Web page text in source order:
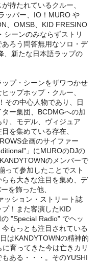
待たれているクルー、
ッパー、IO！MURO や
、OMSB、KID FRESINO
シーンのみならずストリ
ろう問答無用なソロ・デ
、新たな日本語ラップの
プ・シーンをザワつかせ
ップホップ・クルー、
その中心人物であり、日
ー集団、BCDMGへの加
、モデル、ヴィジュア
を集めている存在、
企画のサイファー
」にMUROのDJの
のメンバーで
って参加したことでスト
も大きな注目を集め、デ
を飾った他、
ッション・ストリート誌
！また客演したKID
"Special Radio" でヘッ
もっとも注目されている
はKANDYTOWNの精神的
育ってきた今は亡きカリ
ある・・・。そのYUSHI